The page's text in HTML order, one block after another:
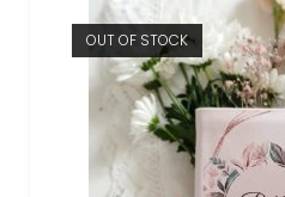
OUT OF STOCK